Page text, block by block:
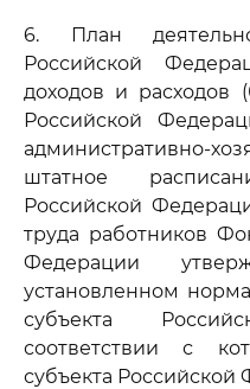
6. План
Российской
доходов и расходов
Российской
административно-
штатное
Российской
труда работников
Федерации
установленном
субъекта
соответствии с
субъекта Российской